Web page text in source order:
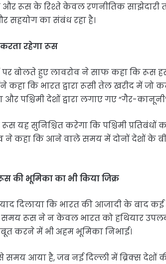
और रूस के रिश्ते केवल रणनीतिक साझेदारी
सहयोग का संबंध रहा है।
रहेगा रूस
बोलते हुए लावरोव ने साफ कहा कि रूस हर
कहा कि भारत द्वारा रूसी तेल खरीद में
पश्चिमी देशों द्वारा लगाए गए “गैर-कानूनी”
रूस यह सुनिश्चित करेगा कि पश्चिमी
ने कहा कि आने वाले समय में दोनों देशों के
की भूमिका का भी किया जिक्र
दिलाया कि भारत की आजादी के बाद
समय रूस ने न केवल भारत को हथियार
करने में भी अहम भूमिका निभाई।
समय आया है, जब नई दिल्ली में ब्रिक्स देशों